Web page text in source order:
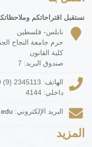
نستقبل اقتراحاتكم
نابلس- فلسطين
حرم جامعة النجاح
كلية القانون
صندوق البريد: 7
الهاتف: (9) 2345113
داخلي: 4144
البريد الإلكتروني:
المزيد